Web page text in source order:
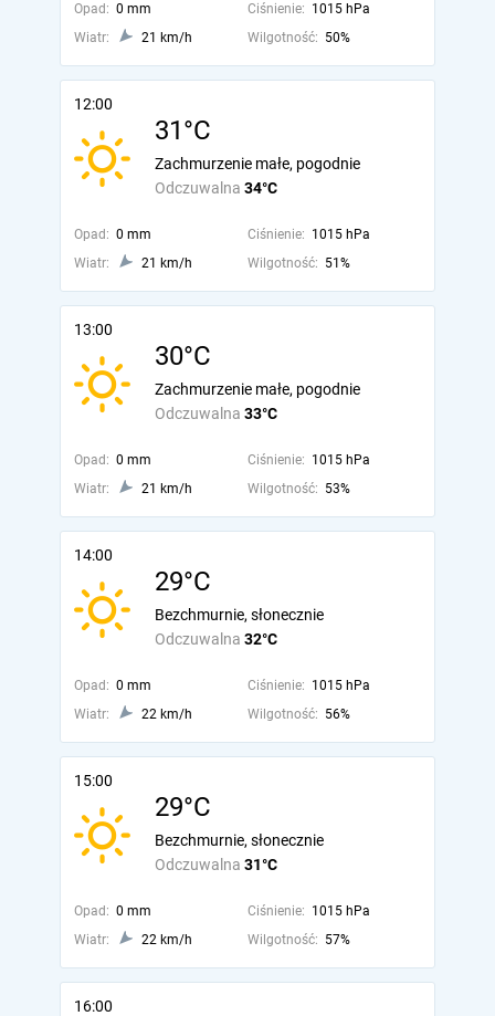
Opad: 0 mm Ciśnienie: 1015 hPa
Wiatr:
21 km/h Wilgotność: 50%
12:00
31°C
Odczuwalna 34°C
Zachmurzenie małe, pogodnie
Opad: 0 mm Ciśnienie: 1015 hPa
Wiatr:
21 km/h Wilgotność: 51%
13:00
30°C
Odczuwalna 33°C
Zachmurzenie małe, pogodnie
Opad: 0 mm Ciśnienie: 1015 hPa
Wiatr:
21 km/h Wilgotność: 53%
14:00
29°C
Odczuwalna 32°C
Bezchmurnie, słonecznie
Opad: 0 mm Ciśnienie: 1015 hPa
Wiatr:
22 km/h Wilgotność: 56%
15:00
29°C
Odczuwalna 31°C
Bezchmurnie, słonecznie
Opad: 0 mm Ciśnienie: 1015 hPa
Wiatr:
22 km/h Wilgotność: 57%
16:00